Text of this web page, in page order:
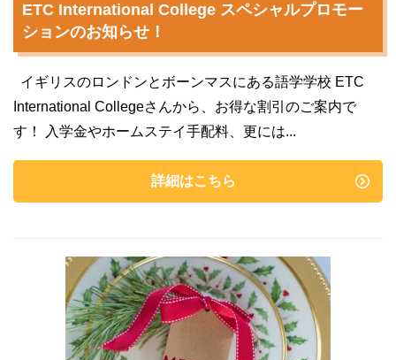
ETC International College スペシャルプロモー
ションのお知らせ！
イギリスのロンドンとボーンマスにある語学学校 ETC
International Collegeさんから、お得な割引のご案内で
す！ 入学金やホームステイ手配料、更には...
詳細はこちら